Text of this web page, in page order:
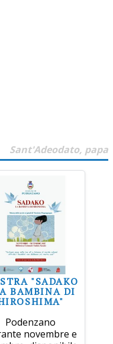
Sant'Adeodato, papa
"SADAKO
BAMBINA DI
Podenzano
novembre e